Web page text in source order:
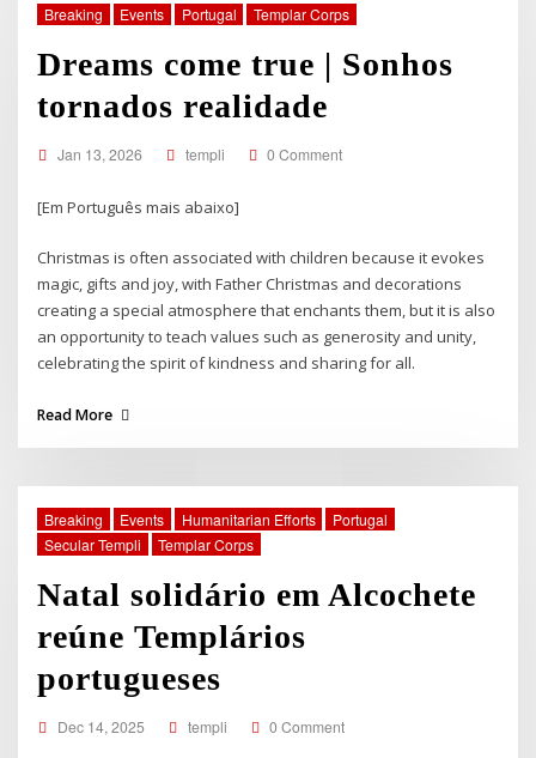
Breaking Events Portugal Templar Corps
Dreams come true | Sonhos
tornados realidade
Jan 13, 2026 templi 0 Comment
[Em Português mais abaixo]
Christmas is often associated with children because it evokes
magic, gifts and joy, with Father Christmas and decorations
creating a special atmosphere that enchants them, but it is also
an opportunity to teach values such as generosity and unity,
celebrating the spirit of kindness and sharing for all.
Read More
Breaking Events Humanitarian Efforts
Portugal
Secular Templi
Templar Corps
Natal solidário em Alcochete
reúne Templários
portugueses
Dec 14, 2025 templi 0 Comment